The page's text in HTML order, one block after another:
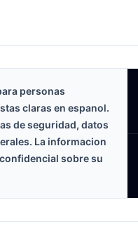
personas
claras en espanol.
de seguridad, datos
La informacion
sobre su